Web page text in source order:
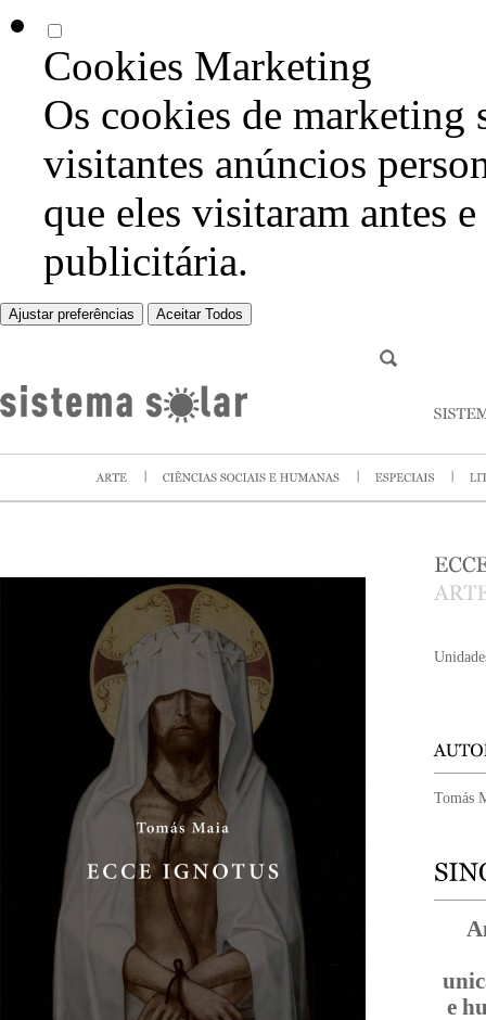
Cookies Marketing
Os cookies de marketing
visitantes anúncios
que eles visitaram antes
publicitária.
Ajustar preferências Aceitar Todos
Tomás
e